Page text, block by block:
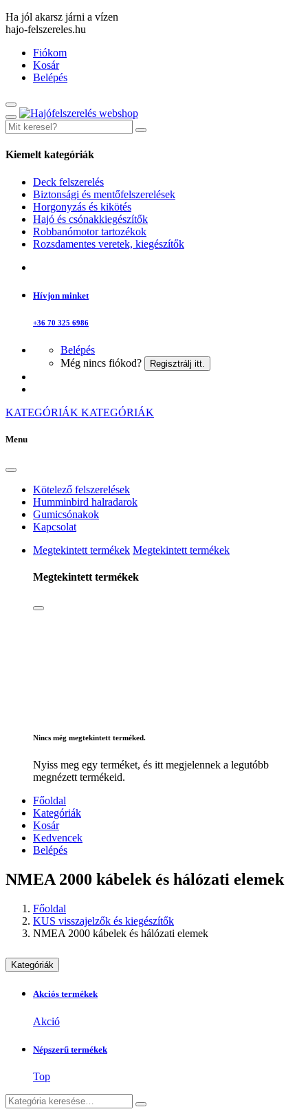
Ha jól akarsz járni a vízen
hajo-felszereles.hu
Fiókom
Kosár
Belépés
Kiemelt kategóriák
Deck felszerelés
Biztonsági és mentőfelszerelések
Horgonyzás és kikötés
Hajó és csónakkiegészítők
Robbanómotor tartozékok
Rozsdamentes veretek, kiegészítők
Hívjon minket
+36 70 325 6986
Belépés
Még nincs fiókod?
Regisztrálj itt.
KATEGÓRIÁK KATEGÓRIÁK
Menu
Kötelező felszerelések
Humminbird halradarok
Gumicsónakok
Kapcsolat
Megtekintett termékek Megtekintett termékek
Megtekintett termékek
Nincs még megtekintett terméked.
Nyiss meg egy terméket, és itt megjelennek a legutóbb
megnézett termékeid.
Főoldal
Kategóriák
Kosár
Kedvencek
Belépés
NMEA 2000 kábelek és hálózati elemek
Főoldal
KUS visszajelzők és kiegészítők
NMEA 2000 kábelek és hálózati elemek
Kategóriák
Akciós termékek
Akció
Népszerű termékek
Top